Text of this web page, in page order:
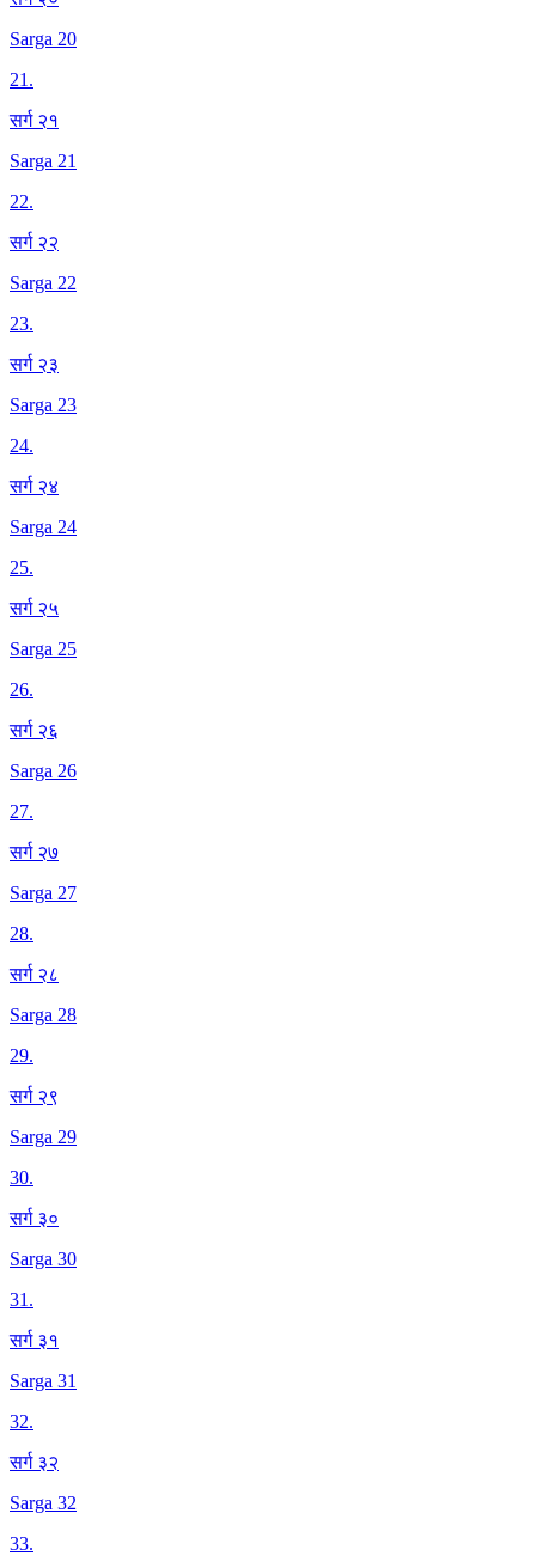
Sarga 20
21.
सर्ग २१
Sarga 21
22.
सर्ग २२
Sarga 22
23.
सर्ग २३
Sarga 23
24.
सर्ग २४
Sarga 24
25.
सर्ग २५
Sarga 25
26.
सर्ग २६
Sarga 26
27.
सर्ग २७
Sarga 27
28.
सर्ग २८
Sarga 28
29.
सर्ग २९
Sarga 29
30.
सर्ग ३०
Sarga 30
31.
सर्ग ३१
Sarga 31
32.
सर्ग ३२
Sarga 32
33.